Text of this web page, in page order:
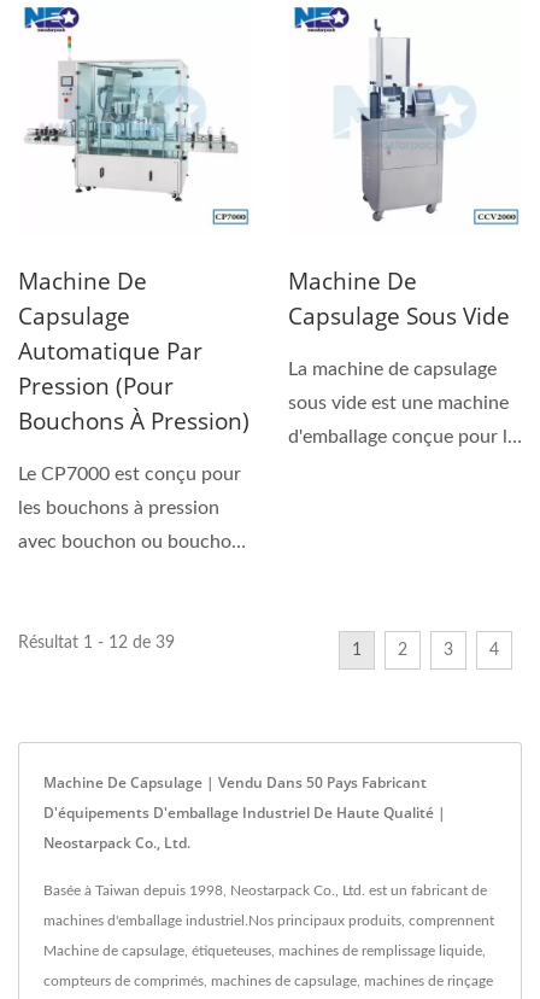
Machine De
Capsulage
Automatique Par
Pression (pour
Bouchons À Pression)
Le CP7000 est conçu pour
les bouchons à pression
avec bouchon ou bouchon,
Machine De
Capsulage Sous Vide
La machine de capsulage
sous vide est une machine
d'emballage conçue pour la
Résultat 1 - 12 de 39 1 2 3 4
Machine De Capsulage | Vendu Dans 50 Pays Fabricant
D'équipements D'emballage Industriel De Haute Qualité |
Neostarpack Co., Ltd.
Basée à Taiwan depuis 1998, Neostarpack Co., Ltd. est un fabricant de
machines d'emballage industriel.Nos principaux produits, comprennent
Machine de capsulage, étiqueteuses, machines de remplissage liquide,
compteurs de comprimés, machines de capsulage, machines de rinçage